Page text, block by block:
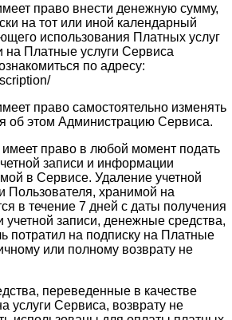
право внести денежную сумму,
на тот или иной календарный
использования Платных услуг
Платные услуги Сервиса
по адресу:
право самостоятельно изменять
об этом Администрацию Сервиса.
право в любой момент подать
записи и информации
в Сервисе. Удаление учетной
Пользователя, хранимой на
в течение 7 дней с даты получения
учетной записи, денежные средства,
потратил на подписку на Платные
или полному возврату не
переведенные в качестве
услуги Сервиса, возврату не